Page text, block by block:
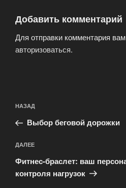
Добавить комментарий
Для отправки комментария
авторизоваться.
по
записям
Предыдущая
запись:
НАЗАД
Выбор беговой дорожки
Следующая
запись
ДАЛЕЕ
Фитнес-браслет: ваш
контроля нагрузок